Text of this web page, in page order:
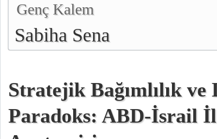
Genç Kalem
Sabiha Sena
Stratejik Bağımlılık
Paradoks: ABD-İsrail